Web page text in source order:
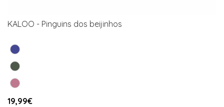
KALOO - Pinguins dos beijinhos
19,99€